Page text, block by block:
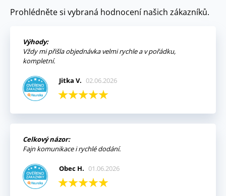
Prohlédněte si vybraná hodnocení našich zákazníků.
Výhody:
Vždy mi přišla objednávka velmi rychle a v pořádku,
kompletní.
Jitka V. 02.06.2026
Celkový názor:
Fajn komunikace i rychlé dodání.
Obec H. 01.06.2026